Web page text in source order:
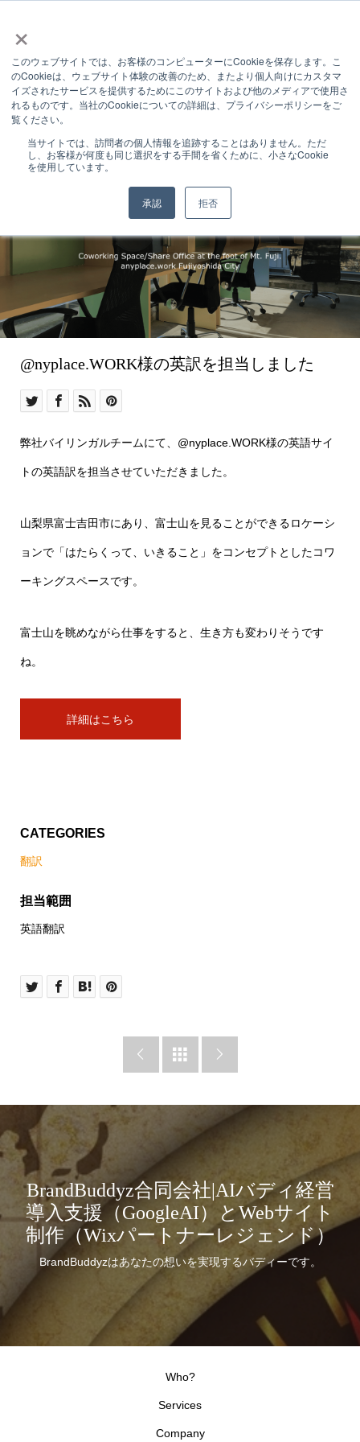
×
このウェブサイトでは、お客様のコンピューターにCookieを保存します。こ
のCookieは、ウェブサイト体験の改善のため、またより個人向けにカスタマ
イズされたサービスを提供するためにこのサイトおよび他のメディアで使用さ
れるものです。当社のCookieについての詳細は、プライバシーポリシーをご
覧ください。
当サイトでは、訪問者の個人情報を追跡することはありません。ただ
し、お客様が何度も同じ選択をする手間を省くために、小さなCookie
を使用しています。
承認 拒否
WORKS
制作実績
WORKS 翻訳 @nyplace.WORK様の英訳を担当しました
@nyplace.WORK様
@nyplace.WORK様の英訳を担当しました
弊社バイリンガルチームにて、@nyplace.WORK様の英語サイ
トの英語訳を担当させていただきました。
山梨県富士吉田市にあり、富士山を見ることができるロケーシ
ョンで「はたらくって、いきること」をコンセプトとしたコワ
ーキングスペースです。
富士山を眺めながら仕事をすると、生き方も変わりそうです
ね。
詳細はこちら
CATEGORIES
翻訳
担当範囲
英語翻訳
  
BrandBuddyz合同会社|AIバディ経営
導入支援（GoogleAI）とWebサイト
制作（Wixパートナーレジェンド）
BrandBuddyzはあなたの想いを実現するバディーです。
Who?
Services
Company